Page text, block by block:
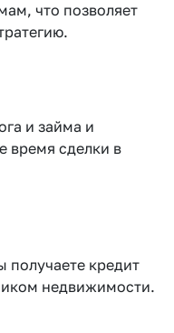
что позволяет
и займа и
время сделки в
получаете кредит
недвижимости.